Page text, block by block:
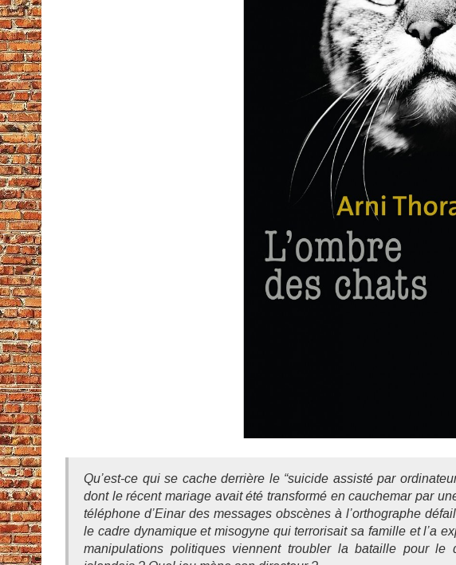
Qu’est-ce qui se cache derrière le “suicide assisté par
dont le récent mariage avait été transformé en cauchemar par
téléphone d’Einar des messages obscènes à l’orthographe
le cadre dynamique et misogyne qui terrorisait sa famille et l’a
manipulations politiques viennent troubler la bataille pour